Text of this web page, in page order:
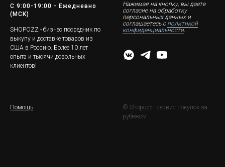
С 9:00-19:00 - Ежедневно
(МСК)
SHOPOZZ - бизнес посредник по
выкупу и доставке товаров из
США в Россию. Более 10 лет
опыта и тысячи довольных
клиентов!
Нажимая на кнопку, вы даете
согласие на обработку
персональных данных и
соглашаетесь c политикой
конфиденциальности.
Помощь
© Shopozz - сервис покупок за
рубежом